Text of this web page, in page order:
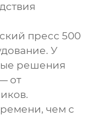
пресс 500
У
решения
от
чем с